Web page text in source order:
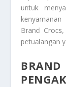
untuk
Brand Crocs
petualangan
BRAND